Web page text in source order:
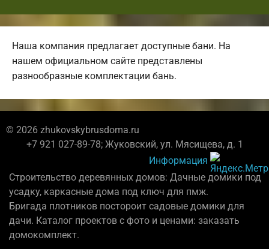
Наша компания предлагает доступные бани. На
нашем официальном сайте представлены
разнообразные комплектации бань.
© 2026 zhukovskybrusdoma.ru
+7 921 027-89-78; Жуковский, ул. Мясищева, д. 1
Информация
Строительство деревянных домов: Дачные домики под
усадку, каркасные дома под ключ для пмж.
Бригада плотников постороит садовые домики для
дачи. Каталог проектов с фото и ценами: заказать
домокомплект.